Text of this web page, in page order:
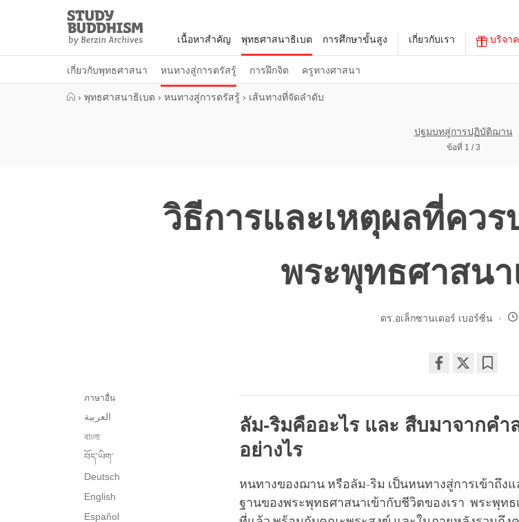
Study
Buddhism
Home
เนื้อหาสำคัญ พุทธศาสนาธิเบต
เกี่ยวกับพุทธศาสนา หนทางสู่การตรัสรู้ การฝึกจิต ครูทางศาสนา
การศึกษาขั้นสูง เกี่ยวกับเรา บริจาค
› พุทธศาสนาธิเบต › หนทางสู่การตรัสรู้ › เส้นทางที่จัดลำดับ
ปฐมบทสู่การปฏิบัติฌาน
ข้อที่ 1 / 3
วิธีการและเหตุผลที่คว
พระพุทธศาสน
ดร.อเล็กซานเดอร์ เบอร์ซิ่น
on
facebook
ภาษาอื่น
العربية
বাংলা
བོད་ཡིག་
Deutsch
English
Español
ลัม-ริมคืออะไร และ สืบมาจากคำ
อย่างไร
หนทางของฌาน หรือลัม-ริม เป็นหนทางสู่การเข้าถึ
ฐานของพระพุทธศาสนาเข้ากับชีวิตของเรา พระพุทธ